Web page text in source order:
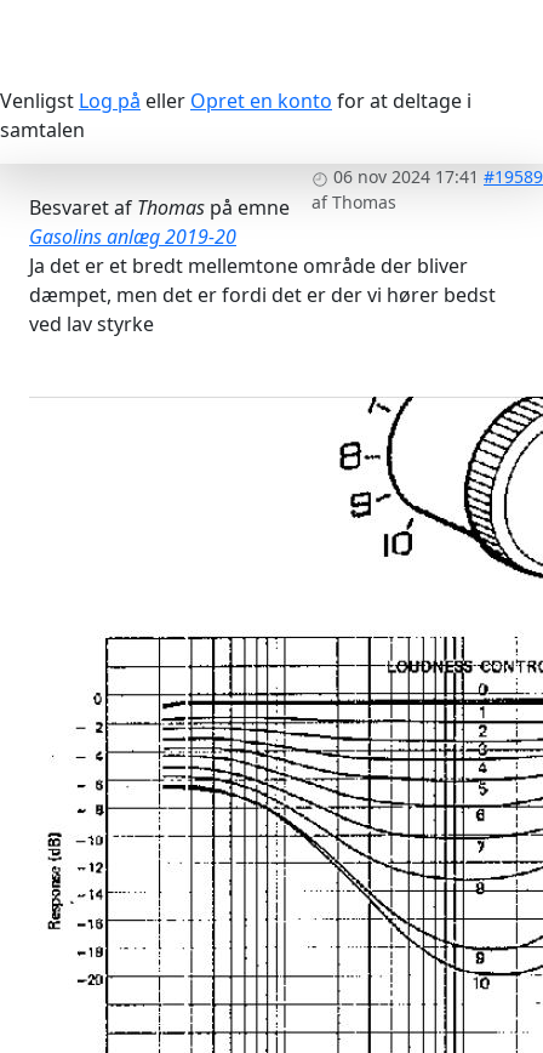
Venligst Log på eller Opret en konto for at deltage i
samtalen
06 nov 2024 17:41 #19589
afThomas
Besvaret af Thomas på emne
Gasolins anlæg 2019-20
Ja det er et bredt mellemtone område der bliver
dæmpet, men det er fordi det er der vi hører bedst
ved lav styrke